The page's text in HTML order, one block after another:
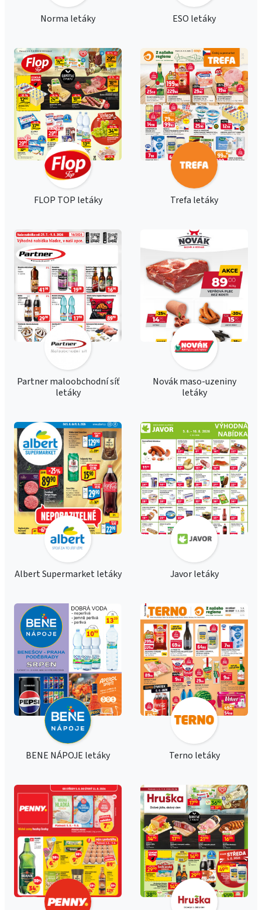
Norma letáky ESO letáky
FLOP TOP letáky Trefa letáky
Partner maloobchodní síť
letáky
Novák maso-uzeniny
letáky
Albert Supermarket letáky Javor letáky
BENE NÁPOJE letáky Terno letáky